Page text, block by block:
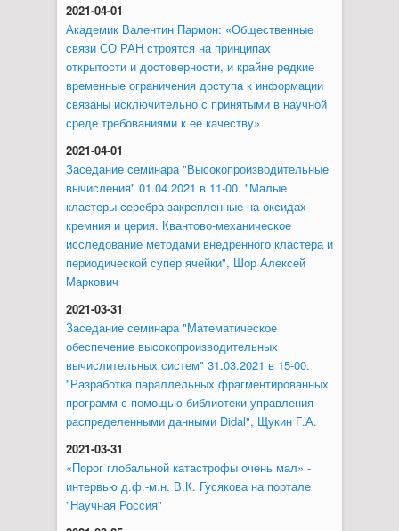
2021-04-01
Академик Валентин Пармон: «Общественные
связи СО РАН строятся на принципах
открытости и достоверности, и крайне редкие
временные ограничения доступа к информации
связаны исключительно с принятыми в научной
среде требованиями к ее качеству»
2021-04-01
Заседание семинара "Высокопроизводительные
вычисления" 01.04.2021 в 11-00. "Малые
кластеры серебра закрепленные на оксидах
кремния и церия. Квантово-механическое
исследование методами внедренного кластера и
периодической супер ячейки", Шор Алексей
Маркович
2021-03-31
Заседание семинара "Математическое
обеспечение высокопроизводительных
вычислительных систем" 31.03.2021 в 15-00.
"Разработка параллельных фрагментированных
программ с помощью библиотеки управления
распределенными данными Didal", Щукин Г.А.
2021-03-31
«Порог глобальной катастрофы очень мал» -
интервью д.ф.-м.н. В.К. Гусякова на портале
"Научная Россия"